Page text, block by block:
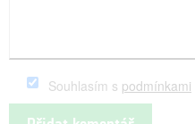
Souhlasím s podmínkami